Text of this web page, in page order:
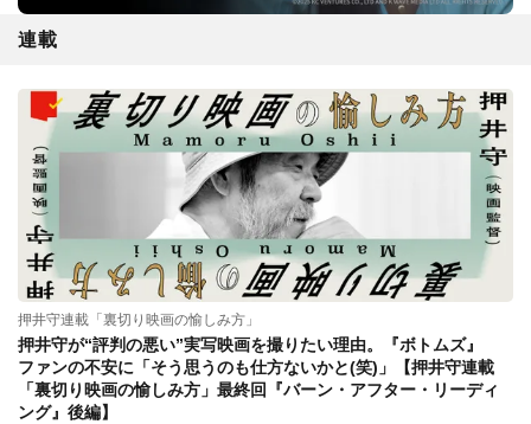
連載
押井守連載「裏切り映画の愉しみ方」
押井守が“評判の悪い”実写映画を撮りたい理由。『ボトムズ』
ファンの不安に「そう思うのも仕方ないかと(笑)」【押井守連載
「裏切り映画の愉しみ方」最終回『バーン・アフター・リーディ
ング』後編】